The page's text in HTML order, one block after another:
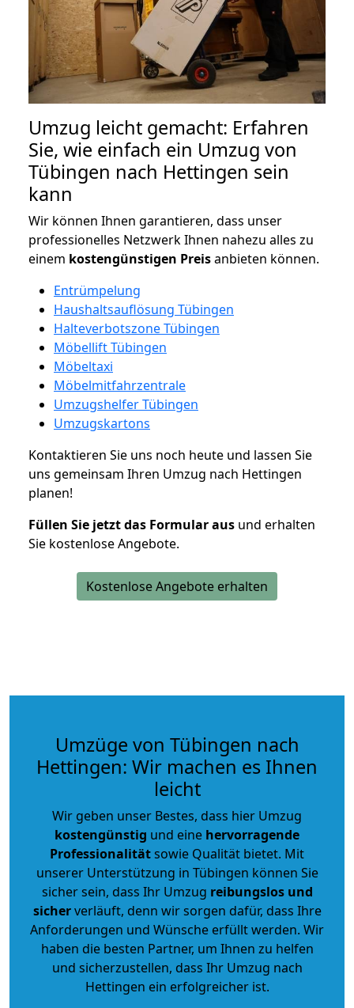
Umzug leicht gemacht: Erfahren
Sie, wie einfach ein Umzug von
Tübingen nach Hettingen sein
kann
Wir können Ihnen garantieren, dass unser
professionelles Netzwerk Ihnen nahezu alles zu
einem kostengünstigen Preisanbieten können.
Entrümpelung
Haushaltsauflösung Tübingen
Halteverbotszone Tübingen
Möbellift Tübingen
Möbeltaxi
Möbelmitfahrzentrale
Umzugshelfer Tübingen
Umzugskartons
Kontaktieren Sie uns noch heute und lassen Sie
uns gemeinsam Ihren Umzug nach Hettingen
planen!
Füllen Sie jetzt das Formular aus und erhalten
Sie kostenlose Angebote.
Kostenlose Angebote erhalten
Umzüge von Tübingen nach
Hettingen: Wir machen es Ihnen
leicht
Wir geben unser Bestes, dass hier Umzug
kostengünstig und eine hervorragende
Professionalitätsowie Qualität bietet. Mit
unserer Unterstützung in Tübingen können Sie
sicher sein, dass Ihr Umzug reibungslos und
sicherverläuft, denn wir sorgen dafür, dass Ihre
Anforderungen und Wünsche erfüllt werden. Wir
haben die besten Partner, um Ihnen zu helfen
und sicherzustellen, dass Ihr Umzug nach
Hettingen ein erfolgreicher ist.